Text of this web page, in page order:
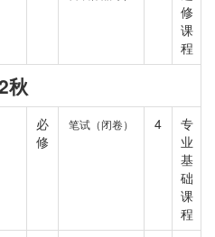
修
课
程
秋
必
修
笔试（闭卷） 4
专
业
基
础
课
程